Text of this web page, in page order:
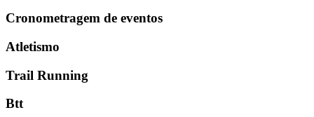
Cronometragem de eventos
Atletismo
Trail Running
Btt